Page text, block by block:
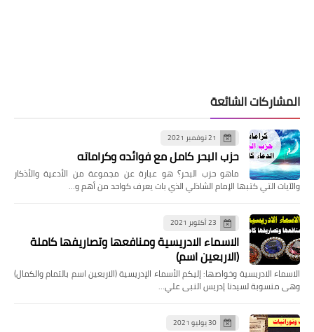
المشاركات الشائعة
21 نوفمبر 2021
حزب البحر كامل مع فوائده وكراماته
ماهو حزب البحر؟ هو عبارة عن مجموعة من الأدعية والأذكار
والآيات التي كتبها الإمام الشاذلي الذي بات يعرف كواحد من أهم و…
23 أكتوبر 2021
الاسماء الادريسية ومنافعها وتصاريفها كاملة
(الاربعين اسم)
الاسماء الادريسية وخواصها: إليكم الأسماء الإدريسية (الاربعين اسم بالتمام والكمال)
وهى منسوبة لسيدنا إدريس النبى علي…
30 يوليو 2021